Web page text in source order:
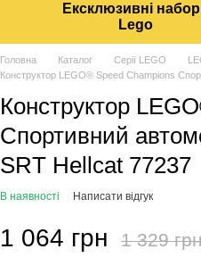
Ексклюзивні
Lego
Головна Каталог Серії LEGO
Конструктор LEGO® Speed Champions
Конструктор
Спортивний
SRT Hellcat 77237
В наявності Написати відгук
1 064 грн 1 329